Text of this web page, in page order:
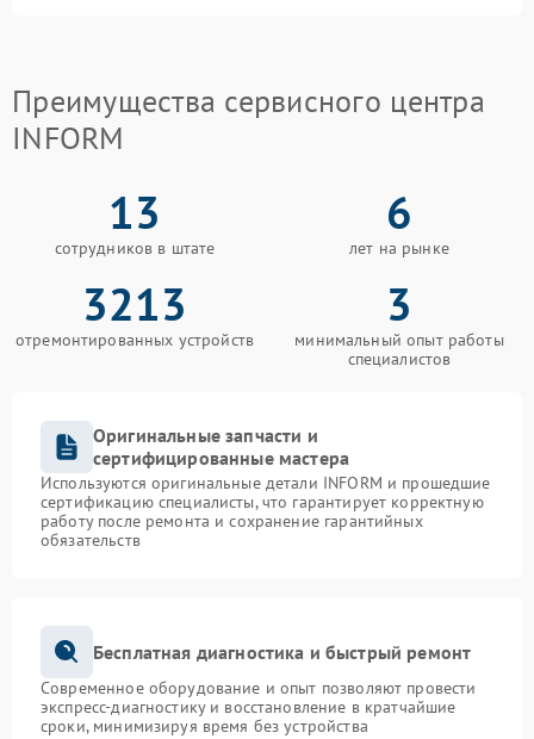
Преимущества сервисного центра
INFORM
13
сотрудников в штате
6
лет на рынке
3213
отремонтированных устройств
3
минимальный опыт работы
специалистов
Оригинальные запчасти и
сертифицированные мастера
Используются оригинальные детали INFORM и прошедшие
сертификацию специалисты, что гарантирует корректную
работу после ремонта и сохранение гарантийных
обязательств
Бесплатная диагностика и быстрый ремонт
Современное оборудование и опыт позволяют провести
экспресс-диагностику и восстановление в кратчайшие
сроки, минимизируя время без устройства